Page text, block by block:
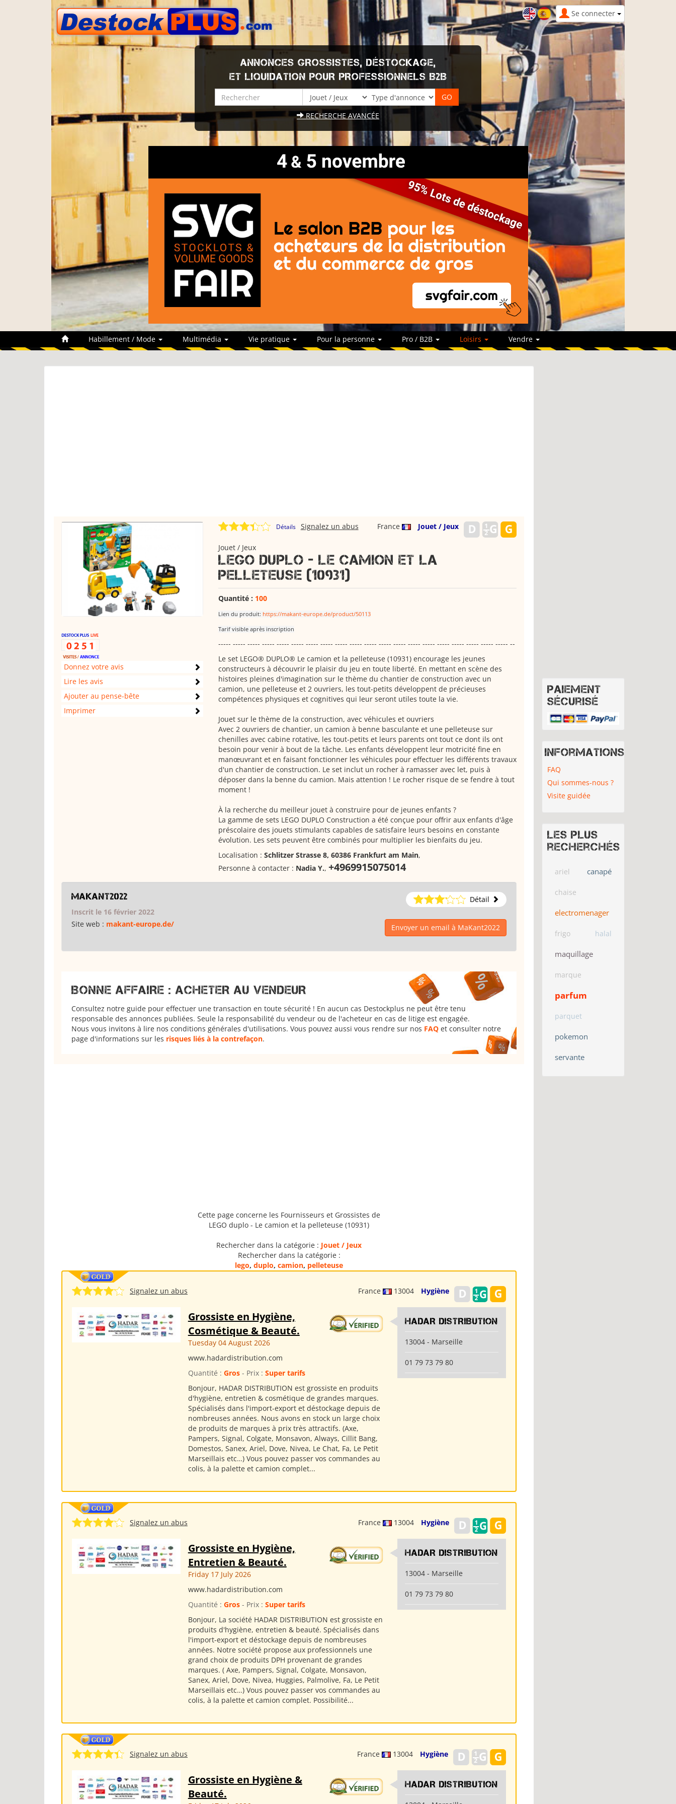
Se connecter
ANNONCES GROSSISTES, DÉSTOCKAGE,
ET LIQUIDATION POUR PROFESSIONNELS B2B
RECHERCHE AVANCÉE
Habillement / Mode Multimédia Vie pratique Pour la personne Pro / B2B Loisirs Vendre
Donnez votre avis
Lire les avis
Ajouter au pense-bête
Imprimer
Détails France Jouet / Jeux
Signalez un abus
Jouet / Jeux
LEGO duplo - Le camion et la
pelleteuse (10931)
Quantité : 100
Lien du produit: https://makant-europe.de/product/50113
Tarif visible après inscription
----- ----- ----- ----- ----- ----- ----- ----- ----- ----- ----- ----- ----- ----- ----- ----- ----- ----- ----- ----- --
Le set LEGO® DUPLO® Le camion et la pelleteuse (10931) encourage les jeunes
constructeurs à découvrir le plaisir du jeu en toute liberté. En mettant en scène des
histoires pleines d'imagination sur le thème du chantier de construction avec un
camion, une pelleteuse et 2 ouvriers, les tout-petits développent de précieuses
compétences physiques et cognitives qui leur seront utiles toute la vie.
Jouet sur le thème de la construction, avec véhicules et ouvriers
Avec 2 ouvriers de chantier, un camion à benne basculante et une pelleteuse sur
chenilles avec cabine rotative, les tout-petits et leurs parents ont tout ce dont ils ont
besoin pour venir à bout de la tâche. Les enfants développent leur motricité fine en
manœuvrant et en faisant fonctionner les véhicules pour effectuer les différents travaux
d'un chantier de construction. Le set inclut un rocher à ramasser avec let, puis à
déposer dans la benne du camion. Mais attention ! Le rocher risque de se fendre à tout
moment !
À la recherche du meilleur jouet à construire pour de jeunes enfants ?
La gamme de sets LEGO DUPLO Construction a été conçue pour offrir aux enfants d'âge
préscolaire des jouets stimulants capables de satisfaire leurs besoins en constante
évolution. Les sets peuvent être combinés pour multiplier les bienfaits du jeu.
Localisation : Schlitzer Strasse 8, 60386 Frankfurt am Main,
Personne à contacter : Nadia Y., +4969915075014
MaKant2022
Détail
Inscrit le 16 février 2022
Site web : makant-europe.de/ Envoyer un email à MaKant2022
BONNE AFFAIRE : ACHETER AU VENDEUR
Consultez notre guide pour effectuer une transaction en toute sécurité ! En aucun cas Destockplus ne peut être tenu
responsable des annonces publiées. Seule la responsabilité du vendeur ou de l'acheteur en cas de litige est engagée.
Nous vous invitons à lire nos conditions générales d'utilisations. Vous pouvez aussi vous rendre sur nos FAQ et consulter notre
page d'informations sur les risques liés à la contrefaçon.
Cette page concerne les Fournisseurs et Grossistes de
LEGO duplo - Le camion et la pelleteuse (10931)
Rechercher dans la catégorie : Jouet / Jeux
Rechercher dans la catégorie :
lego, duplo, camion, pelleteuse
France 13004 Hygiène
Signalez un abus
Grossiste en Hygiène,
Cosmétique & Beauté.
Tuesday 04 August 2026
www.hadardistribution.com
Quantité : Gros- Prix : Super tarifs
Bonjour, HADAR DISTRIBUTION est grossiste en produits
d'hygiène, entretien & cosmétique de grandes marques.
Spécialisés dans l'import-export et déstockage depuis de
nombreuses années. Nous avons en stock un large choix
de produits de marques à prix très attractifs. (Axe,
Pampers, Signal, Colgate, Monsavon, Always, Cillit Bang,
Domestos, Sanex, Ariel, Dove, Nivea, Le Chat, Fa, Le Petit
Marseillais etc…) Vous pouvez passer vos commandes au
colis, à la palette et camion complet...
HADAR DISTRIBUTION
13004 - Marseille
01 79 73 79 80
France 13004 Hygiène
Signalez un abus
Grossiste en Hygiène,
Entretien & Beauté.
Friday 17 July 2026
www.hadardistribution.com
Quantité : Gros- Prix : Super tarifs
Bonjour, La société HADAR DISTRIBUTION est grossiste en
produits d'hygiène, entretien & beauté. Spécialisés dans
l'import-export et déstockage depuis de nombreuses
années. Notre société propose aux professionnels une
grand choix de produits DPH provenant de grandes
marques. ( Axe, Pampers, Signal, Colgate, Monsavon,
Sanex, Ariel, Dove, Nivea, Huggies, Palmolive, Fa, Le Petit
Marseillais etc…) Vous pouvez passer vos commandes au
colis, à la palette et camion complet. Possibilité...
HADAR DISTRIBUTION
13004 - Marseille
01 79 73 79 80
France 13004 Hygiène
Signalez un abus
Grossiste en Hygiène &
Beauté.
HADAR DISTRIBUTION
Paiement
sécurisé
Informations
FAQ
Qui sommes-nous ?
Visite guidée
Les plus
recherchés
ariel canapé
chaise
electromenager
frigo halal
maquillage
marque
parfum
parquet
pokemon
servante